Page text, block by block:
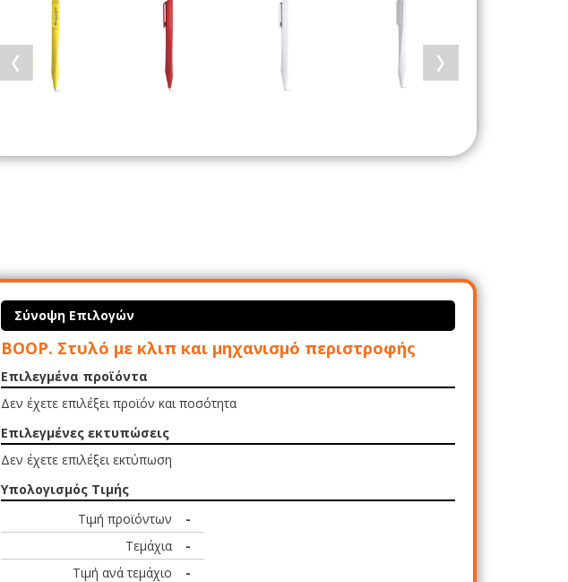
Σύνοψη Επιλογών
BOOP. Στυλό με κλιπ και μηχανισμό περιστροφής
Επιλεγμένα προϊόντα
Δεν έχετε επιλέξει προϊόν και ποσότητα
Επιλεγμένες εκτυπώσεις
Δεν έχετε επιλέξει εκτύπωση
Υπολογισμός Τιμής
Τιμή προϊόντων
-
Τεμάχια
-
Τιμή ανά τεμάχιο
-